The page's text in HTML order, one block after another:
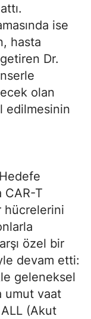
ise
hasta
Dr.
olan
edilmesinin
CAR-T
hücrelerini
özel bir
devam etti:
geleneksel
umut vaat
(Akut